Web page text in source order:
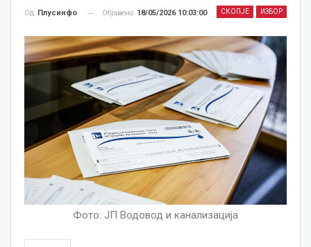
СКОПЈЕ ИЗБОР
Од Плусинфо Објавено 18/05/2026 10:03:00
Фото: ЈП Водовод и канализација